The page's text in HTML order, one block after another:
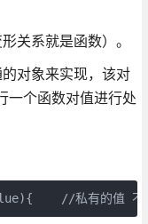
关系就是函数）。
对象来实现，该对
个函数对值进行处
//私有的值 不